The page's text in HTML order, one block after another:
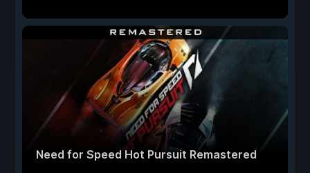
Need for Speed Hot Pursuit Remastered